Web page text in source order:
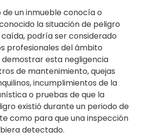
un inmueble conocía o
la situación de peligro
podría ser considerado
profesionales del ámbito
esta negligencia
de mantenimiento, quejas
incumplimientos de la
o pruebas de que la
existió durante un periodo de
como para que una inspección
detectado.